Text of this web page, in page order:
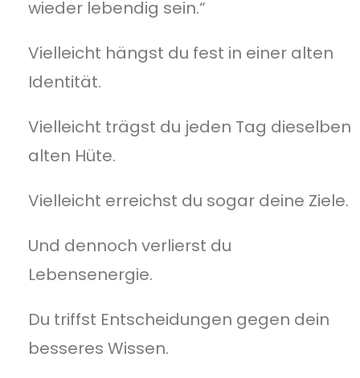
wieder lebendig sein.“
Vielleicht hängst du fest in einer alten
Identität.
Vielleicht trägst du jeden Tag dieselben
alten Hüte.
Vielleicht erreichst du sogar deine Ziele.
Und dennoch verlierst du
Lebensenergie.
Du triffst Entscheidungen gegen dein
besseres Wissen.